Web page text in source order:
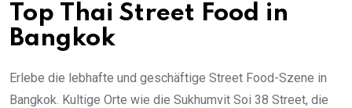
Top Thai Street Food in
Bangkok
Erlebe die lebhafte und geschäftige Street Food-Szene in
Bangkok. Kultige Orte wie die Sukhumvit Soi 38 Street, die